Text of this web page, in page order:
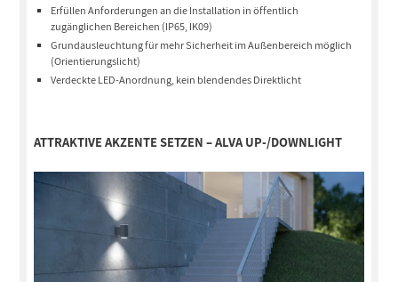
Erfüllen Anforderungen an die Installation in öffentlich
zugänglichen Bereichen (IP65, IK09)
Grundausleuchtung für mehr Sicherheit im Außenbereich möglich
(Orientierungslicht)
Verdeckte LED-Anordnung, kein blendendes Direktlicht
ATTRAKTIVE AKZENTE SETZEN – ALVA UP-/DOWNLIGHT